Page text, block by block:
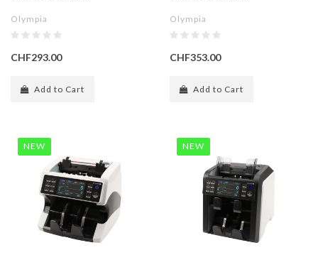
Olympia
CHF293.00
Add to Cart
Olympia
CHF353.00
Add to Cart
NEW NEW